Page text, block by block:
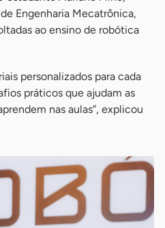
Engenharia Mecatrônica,
ao ensino de robótica
personalizados para cada
práticos que ajudam as
nas aulas”, explicou